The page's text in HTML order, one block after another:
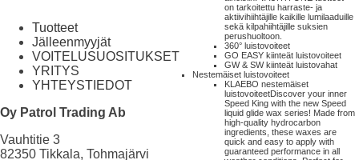
on tarkoitettu harraste- ja
aktiivihiihtäjille kaikille lumilaaduille
sekä kilpahiihtäjille suksien
perushuoltoon.
360° luistovoiteet
GO EASY kiinteät luistovoiteet
GW & SW kiinteät luistovahat
Nestemäiset luistovoiteet
KLAEBO nestemäiset
luistovoiteetDiscover your inner
Speed King with the new Speed
liquid glide wax series! Made from
high-quality hydrocarbon
ingredients, these waxes are
quick and easy to apply with
guaranteed performance in all
Tuotteet
Jälleenmyyjät
VOITELUSUOSITUKSET
YRITYS
YHTEYSTIEDOT
Oy Patrol Trading Ab
Vauhtitie 3
82350 Tikkala, Tohmajärvi